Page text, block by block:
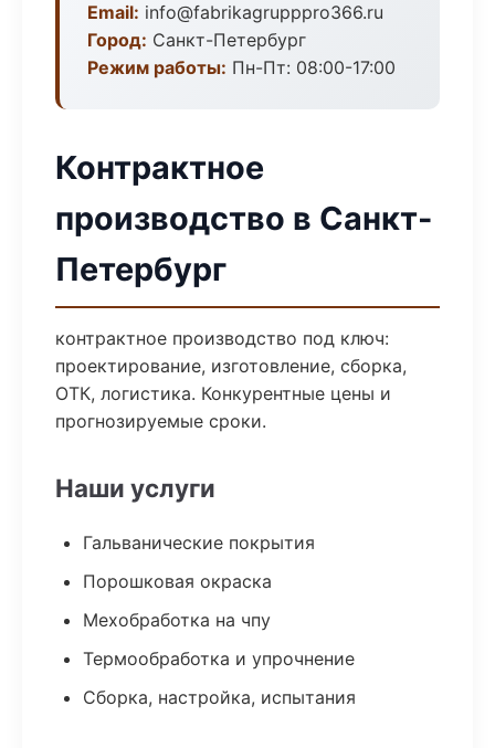
Email: info@fabrikagrupppro366.ru
Город: Санкт-Петербург
Режим работы: Пн-Пт: 08:00-17:00
Контрактное
производство в Санкт-
Петербург
контрактное производство под ключ:
проектирование, изготовление, сборка,
ОТК, логистика. Конкурентные цены и
прогнозируемые сроки.
Наши услуги
Гальванические покрытия
Порошковая окраска
Мехобработка на чпу
Термообработка и упрочнение
Сборка, настройка, испытания